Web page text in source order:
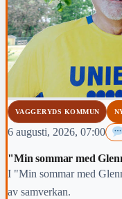
VAGGERYDS KOMMUN
6 augusti, 2026, 07:00
"Min sommar med
I "Min sommar med
av samverkan.